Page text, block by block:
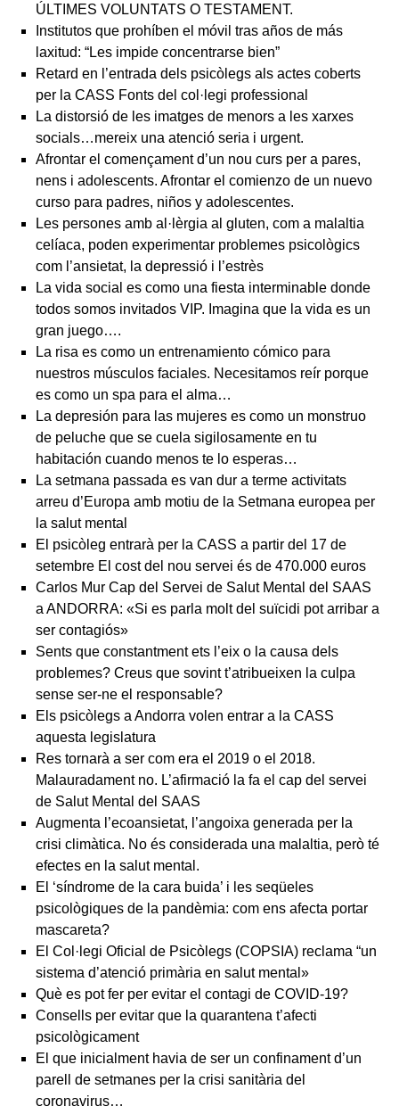
ÚLTIMES VOLUNTATS O TESTAMENT.
Institutos que prohíben el móvil tras años de más
laxitud: “Les impide concentrarse bien”
Retard en l’entrada dels psicòlegs als actes coberts
per la CASS Fonts del col·legi professional
La distorsió de les imatges de menors a les xarxes
socials…mereix una atenció seria i urgent.
Afrontar el començament d’un nou curs per a pares,
nens i adolescents. Afrontar el comienzo de un nuevo
curso para padres, niños y adolescentes.
Les persones amb al·lèrgia al gluten, com a malaltia
celíaca, poden experimentar problemes psicològics
com l’ansietat, la depressió i l’estrès
La vida social es como una fiesta interminable donde
todos somos invitados VIP. Imagina que la vida es un
gran juego….
La risa es como un entrenamiento cómico para
nuestros músculos faciales. Necesitamos reír porque
es como un spa para el alma…
La depresión para las mujeres es como un monstruo
de peluche que se cuela sigilosamente en tu
habitación cuando menos te lo esperas…
La setmana passada es van dur a terme activitats
arreu d’Europa amb motiu de la Setmana europea per
la salut mental
El psicòleg entrarà per la CASS a partir del 17 de
setembre El cost del nou servei és de 470.000 euros
Carlos Mur Cap del Servei de Salut Mental del SAAS
a ANDORRA: «Si es parla molt del suïcidi pot arribar a
ser contagiós»
Sents que constantment ets l’eix o la causa dels
problemes? Creus que sovint t’atribueixen la culpa
sense ser-ne el responsable?
Els psicòlegs a Andorra volen entrar a la CASS
aquesta legislatura
Res tornarà a ser com era el 2019 o el 2018.
Malauradament no. L’afirmació la fa el cap del servei
de Salut Mental del SAAS
Augmenta l’ecoansietat, l’angoixa generada per la
crisi climàtica. No és considerada una malaltia, però té
efectes en la salut mental.
El ‘síndrome de la cara buida’ i les seqüeles
psicològiques de la pandèmia: com ens afecta portar
mascareta?
El Col·legi Oficial de Psicòlegs (COPSIA) reclama “un
sistema d’atenció primària en salut mental»
Què es pot fer per evitar el contagi de COVID-19?
Consells per evitar que la quarantena t’afecti
psicològicament
El que inicialment havia de ser un confinament d’un
parell de setmanes per la crisi sanitària del
coronavirus…